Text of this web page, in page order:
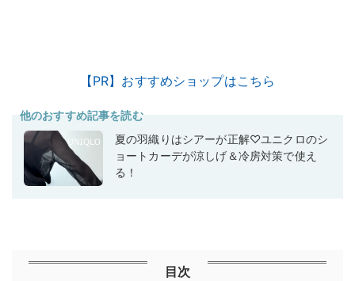
【PR】おすすめショップはこちら
他のおすすめ記事を読む
夏の羽織りはシアーが正解♡ユニクロのシ
ョートカーデが涼しげ＆冷房対策で使え
る！
目次